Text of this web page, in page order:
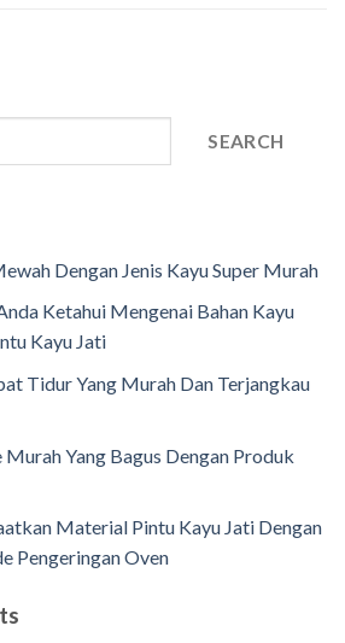
SEARCH
Dengan Jenis Kayu Super Murah
Ketahui Mengenai Bahan Kayu
Kayu Jati
Tidur Yang Murah Dan Terjangkau
Yang Bagus Dengan Produk
Material Pintu Kayu Jati Dengan
Pengeringan Oven